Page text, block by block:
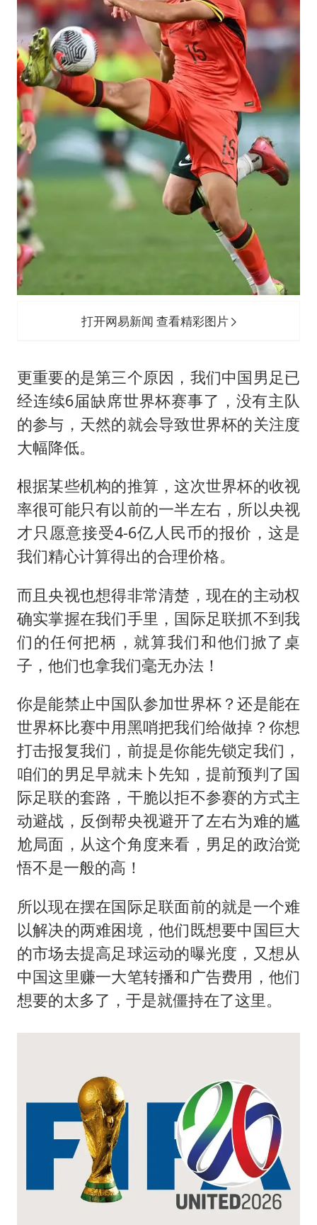
打开网易新闻 查看精彩图片
更重要的是第三个原因，我们中国男足已
经连续6届缺席世界杯赛事了，没有主队
的参与，天然的就会导致世界杯的关注度
大幅降低。
根据某些机构的推算，这次世界杯的收视
率很可能只有以前的一半左右，所以央视
才只愿意接受4-6亿人民币的报价，这是
我们精心计算得出的合理价格。
而且央视也想得非常清楚，现在的主动权
确实掌握在我们手里，国际足联抓不到我
们的任何把柄，就算我们和他们掀了桌
子，他们也拿我们毫无办法！
你是能禁止中国队参加世界杯？还是能在
世界杯比赛中用黑哨把我们给做掉？你想
打击报复我们，前提是你能先锁定我们，
咱们的男足早就未卜先知，提前预判了国
际足联的套路，干脆以拒不参赛的方式主
动避战，反倒帮央视避开了左右为难的尴
尬局面，从这个角度来看，男足的政治觉
悟不是一般的高！
所以现在摆在国际足联面前的就是一个难
以解决的两难困境，他们既想要中国巨大
的市场去提高足球运动的曝光度，又想从
中国这里赚一大笔转播和广告费用，他们
想要的太多了，于是就僵持在了这里。